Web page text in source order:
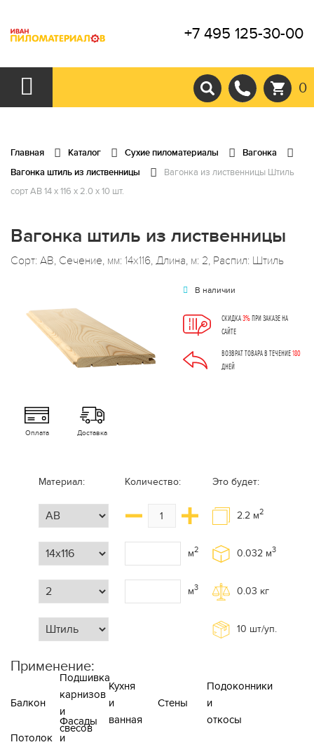
+7 495 125-30-00
0
Главная Каталог Сухие пиломатериалы
Вагонка
Вагонка штиль из лиственницы
Вагонка из лиственницы Штиль
сорт АВ 14 x 116 x 2.0 x 10 шт.
Вагонка штиль из лиственницы
Сорт: АВ, Сечение, мм: 14x116, Длина, м: 2, Распил: Штиль
В наличии
СКИДКА3%ПРИ ЗАКАЗЕ НА
САЙТЕ
ВОЗВРАТ ТОВАРА В ТЕЧЕНИЕ180
ДНЕЙ
Оплата Доставка
Материал: Количество:
м2
м3
Это будет:
2.2 м2
0.032 м3
0.03 кг
10 шт/уп.
Применение:
Балкон
Подшивка
карнизов
и
свесов
Кухня
и
ванная
Стены
Подоконники
и
откосы
Потолок
Фасады
и